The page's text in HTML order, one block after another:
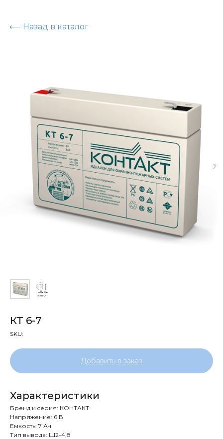
⟵ Назад в каталог
КТ 6-7
SKU:
Добавить в заказ
Характеристики
Бренд и cерия: КОНТАКТ
Напряжение: 6 В
Емкость: 7 Ач
Тип вывода: Ш2-4,8